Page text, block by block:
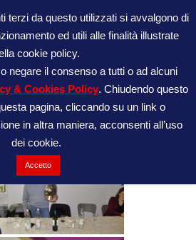
terzi da questo utilizzati si avvalgono di
ed utili alle finalità illustrate
cookie policy.
negare il consenso a tutti o ad alcuni
& Cookies Policy. Chiudendo questo
pagina, cliccando su un link o
in altra maniera, acconsenti all’uso
dei cookie.
Accetto